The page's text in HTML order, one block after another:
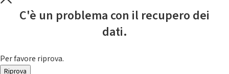
C'è un problema con il recupero dei
dati.
Per favore riprova.
Riprova